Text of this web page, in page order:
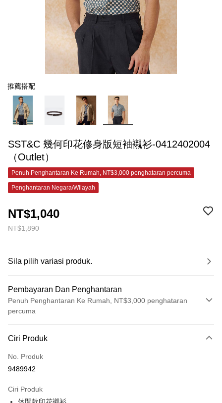
推薦搭配
SST&C 幾何印花修身版短袖襯衫-0412402004
（Outlet）
Penuh Penghantaran Ke Rumah, NT$3,000 penghataran percuma
Penghantaran Negara/Wilayah
NT$1,890
NT$1,040
Sila pilih variasi produk.
Pembayaran Dan Penghantaran
Penuh Penghantaran Ke Rumah, NT$3,000 penghataran
percuma
Kad Kredit (Bayaran Penuh)
Ansuran Kad Kredit
Taiwan Cooperative Bank
6 ansuran pada kadar faedah 0,
Ciri Produk
No. Produk
9489942
Ciri Produk